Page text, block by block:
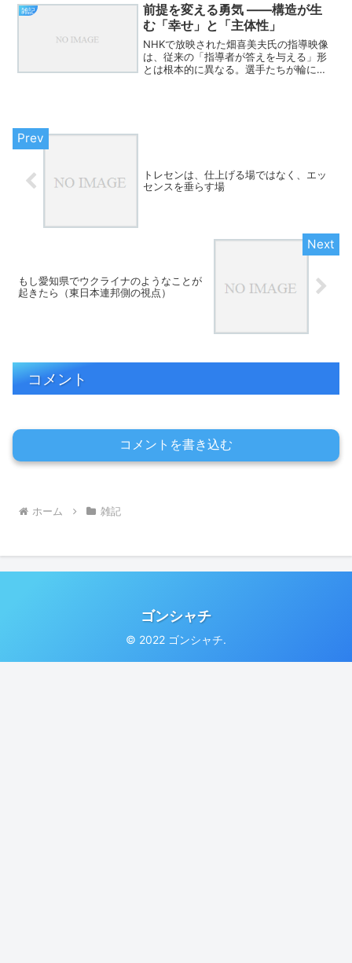
雑記
前提を変える勇気 ――構造が生
む「幸せ」と「主体性」
NHKで放映された畑喜美夫氏の指導映像
は、従来の「指導者が答えを与える」形
とは根本的に異なる。選手たちが輪にな
トレセンは、仕上げる場ではなく、エッ
センスを垂らす場
もし愛知県でウクライナのようなことが
起きたら（東日本連邦側の視点）
コメント
コメントを書き込む
ホーム 雑記
ゴンシャチ
© 2022 ゴンシャチ.